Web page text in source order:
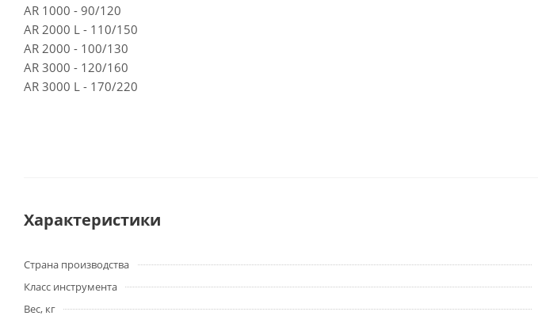
АR 1000 - 90/120
АR 2000 L - 110/150
АR 2000 - 100/130
АR 3000 - 120/160
АR 3000 L - 170/220
Характеристики
Страна производства
Класс инструмента
Вес, кг